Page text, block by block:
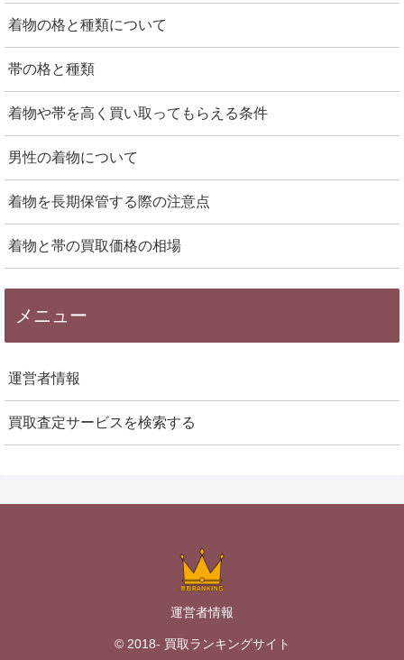
着物の格と種類について
帯の格と種類
着物や帯を高く買い取ってもらえる条件
男性の着物について
着物を長期保管する際の注意点
着物と帯の買取価格の相場
メニュー
運営者情報
買取査定サービスを検索する
運営者情報
© 2018- 買取ランキングサイト